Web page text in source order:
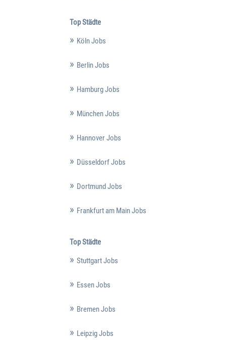
Top Städte
Köln Jobs
Berlin Jobs
Hamburg Jobs
München Jobs
Hannover Jobs
Düsseldorf Jobs
Dortmund Jobs
Frankfurt am Main Jobs
Top Städte
Stuttgart Jobs
Essen Jobs
Bremen Jobs
Leipzig Jobs